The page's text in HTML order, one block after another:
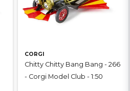
CORGI
Chitty Chitty Bang Bang - 266
- Corgi Model Club - 1:50